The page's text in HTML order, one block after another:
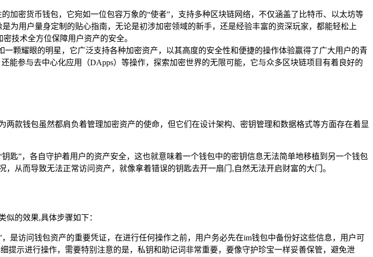
加密货币钱包，它宛如一位包容万象的“使者”，支持多种区块链网络，不仅涵盖了比特币、以太坊等
为用户量身定制的贴心指南，无论是初涉加密领域的新手，还是经验丰富的资深玩家，都能轻松上
技术全方位保障用户资产的安全。
颗耀眼的明星，它广泛支持各种加密资产，以其高度的安全性和便捷的操作体验赢得了广大用户的青
能参与去中心化应用（DApps）等操作，探索加密世界的无限可能，它与众多区块链项目有着良好的
款钱包虽然都肩负着管理加密资产的使命，但它们在设计架构、密钥管理和数据格式等方面存在着显
匙”，各自守护着用户的资产安全，这也就意味着一个钱包中的密钥信息无法简单地移植到另一个钱包
从而导致无法正常访问资产，就像拿着错误的钥匙去开一扇门,自然无法开启财富的大门。
似的效果,具体步骤如下：
是访问钱包资产的重要凭证，在进行任何操作之前，用户务必先在im钱包中备份好这些信息，用户可
提示进行操作，需要特别注意的是，私钥和助记词非常重要，要像守护珍宝一样妥善保管，避免泄